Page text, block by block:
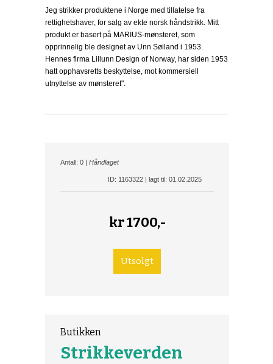
Jeg strikker produktene i Norge med tillatelse fra
rettighetshaver, for salg av ekte norsk håndstrikk. Mitt
produkt er basert på MARIUS-mønsteret, som
opprinnelig ble designet av Unn Søiland i 1953.
Hennes firma Lillunn Design of Norway, har siden 1953
hatt opphavsretts beskyttelse, mot kommersiell
utnyttelse av mønsteret".
Antall: 0 | Håndlaget
ID: 1163322 | lagt til: 01.02.2025
kr1700,-
Butikken
Strikkeverden